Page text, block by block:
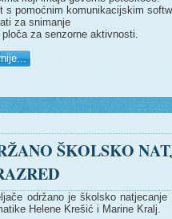
s pomoćnim komunikacijskim
za snimanje
ploča za senzorne aktivnosti.
ŠKOLSKO
održano je školsko
Helene Krešić i Marine Kralj.